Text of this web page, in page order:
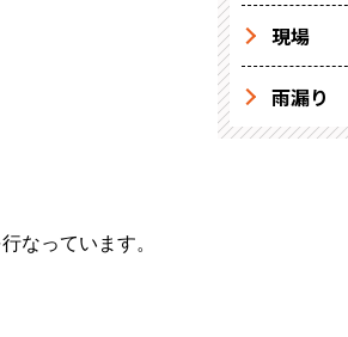
なっています。
現場
雨漏り